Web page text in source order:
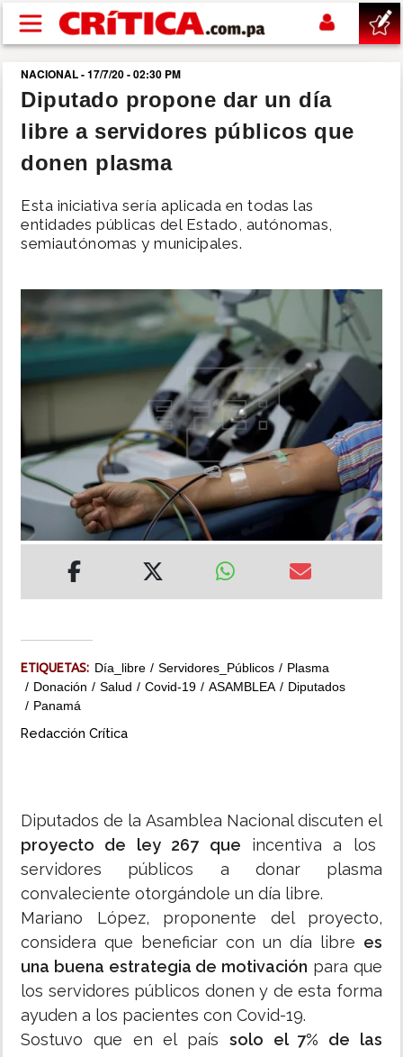
Pasar al contenido principal
buscar
SUCESOS
POLÍTICA
DEPORTES
MUNDO
INSÓLITAS
MULTIMEDIA
IMPRESO
NACIONAL - 17/7/20 - 02:30 PM
Diputado propone dar un día
libre a servidores públicos que
donen plasma
Esta iniciativa sería aplicada en todas las
entidades públicas del Estado, autónomas,
semiautónomas y municipales.
ETIQUETAS: Día_libre Servidores_Públicos
Plasma
Donación
Salud Covid-19 ASAMBLEA
Diputados
Panamá
Redacción Crítica
Diputados de la Asamblea Nacional discuten el
proyecto de ley 267 que incentiva a los
servidores públicos a donar plasma
convaleciente otorgándole un día libre.
Mariano López, proponente del proyecto,
considera que beneficiar con un día libre es
una buena estrategia de motivación para que
los servidores públicos donen y de esta forma
ayuden a los pacientes con Covid-19.
Sostuvo que en el país solo el 7% de las